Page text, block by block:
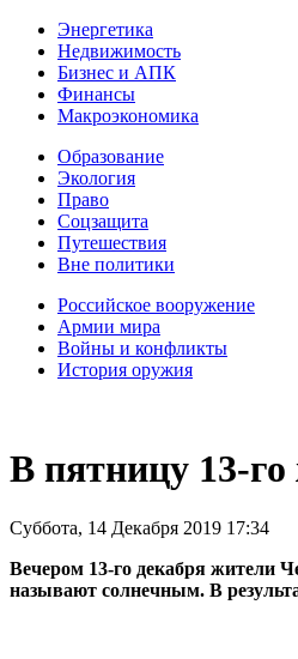
Энергетика
Недвижимость
Бизнес и АПК
Финансы
Макроэкономика
Образование
Экология
Право
Соцзащита
Путешествия
Вне политики
Российское вооружение
Армии мира
Войны и конфликты
История оружия
В пятницу 13-
Суббота, 14 Декабря 2019 17:34
Вечером 13-го декабря жители
называют солнечным. В